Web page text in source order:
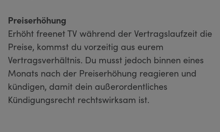
Preiserhöhung
Erhöht freenet TV während der Vertragslaufzeit die
Preise, kommst du vorzeitig aus eurem
Vertragsverhältnis. Du musst jedoch binnen eines
Monats nach der Preiserhöhung reagieren und
kündigen, damit dein außerordentliches
Kündigungsrecht rechtswirksam ist.